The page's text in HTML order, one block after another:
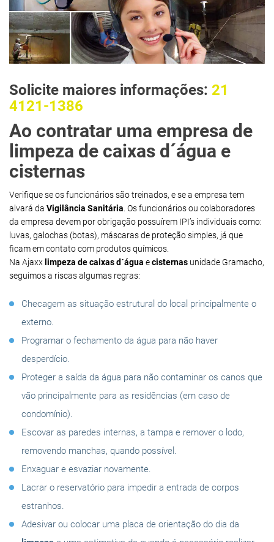
Solicite maiores informações: 21
4121-1386
Ao contratar uma empresa de
limpeza de caixas d´água e
cisternas
Verifique se os funcionários são treinados, e se a empresa tem
alvará da Vigilância Sanitária . Os funcionários ou colaboradores
da empresa devem por obrigação possuírem IPI’s individuais como:
luvas, galochas (botas), máscaras de proteção simples, já que
ficam em contato com produtos químicos.
Na Ajaxx limpeza de caixas d´água ecisternas unidade Gramacho,
seguimos a riscas algumas regras:
Checagem as situação estrutural do local principalmente o
externo.
Programar o fechamento da água para não haver
desperdício.
Proteger a saída da água para não contaminar os canos que
vão principalmente para as residências (em caso de
condomínio).
Escovar as paredes internas, a tampa e remover o lodo,
removendo manchas, quando possível.
Enxaguar e esvaziar novamente.
Lacrar o reservatório para impedir a entrada de corpos
estranhos.
Adesivar ou colocar uma placa de orientação do dia da